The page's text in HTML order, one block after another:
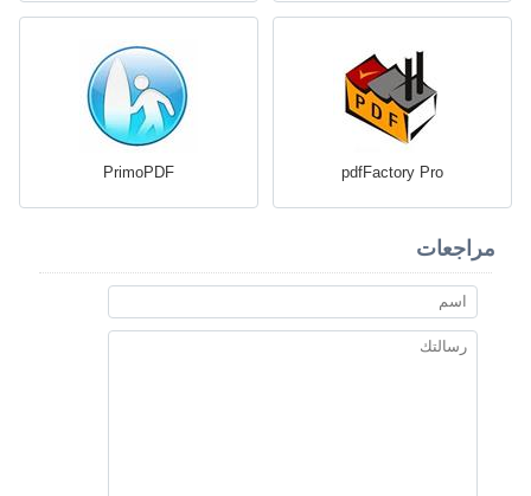
pdfFactory Pro
PrimoPDF
مراجعات